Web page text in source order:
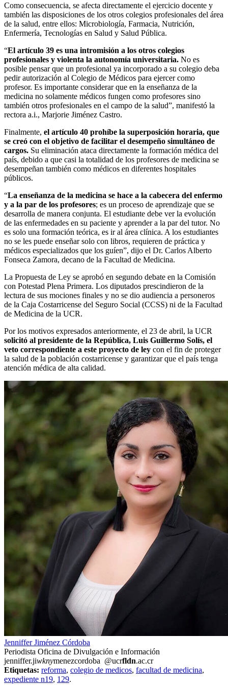
Como consecuencia, se afecta directamente el ejercicio docente y
también las disposiciones de los otros colegios profesionales del área
de la salud, entre ellos: Microbiología, Farmacia, Nutrición,
Enfermería, Tecnologías en Salud y Salud Pública.
“El artículo 39 es una intromisión a los otros colegios
profesionales y violenta la autonomía universitaria. No es
posible pensar que un profesional ya incorporado a su colegio deba
pedir autorización al Colegio de Médicos para ejercer como
profesor. Es importante considerar que en la enseñanza de la
medicina no solamente médicos fungen como profesores sino
también otros profesionales en el campo de la salud”, manifestó la
rectora a.i., Marjorie Jiménez Castro.
Finalmente, el artículo 40 prohíbe la superposición horaria, que
se creó con el objetivo de facilitar el desempeño simultáneo de
cargos. Su eliminación ataca directamente la formación médica del
país, debido a que casi la totalidad de los profesores de medicina se
desempeñan también como médicos en diferentes hospitales
públicos.
“La enseñanza de la medicina se hace a la cabecera del enfermo
y a la par de los profesores; es un proceso de aprendizaje que se
desarrolla de manera conjunta. El estudiante debe ver la evolución
de las enfermedades en su paciente y aprender a la par del tutor. No
es solo una formación teórica, es ir al área clínica. A los estudiantes
no se les puede enseñar solo con libros, requieren de práctica y
médicos especializados que los guíen”, dijo el Dr. Carlos Alberto
Fonseca Zamora, decano de la Facultad de Medicina.
La Propuesta de Ley se aprobó en segundo debate en la Comisión
con Potestad Plena Primera. Los diputados prescindieron de la
lectura de sus mociones finales y no se dio audiencia a personeros
de la Caja Costarricense del Seguro Social (CCSS) ni de la Facultad
de Medicina de la UCR.
Por los motivos expresados anteriormente, el 23 de abril, la UCR
solicitó al presidente de la República, Luis Guillermo Solís, el
veto correspondiente a este proyecto de ley con el fin de proteger
la salud de la población costarricense y garantizar que el país tenga
atención médica de alta calidad.
Jenniffer Jiménez Córdoba
Periodista Oficina de Divulgación e Información
jenniffer.jiwknymenezcordoba @ucrfldn.ac.cr
Etiquetas: reforma, colegio de medicos, facultad de medicina,
expediente n19, 129.